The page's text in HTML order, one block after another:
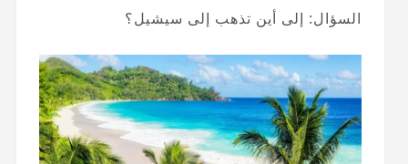
السؤال: إلى أين تذهب إلى سيشيل؟